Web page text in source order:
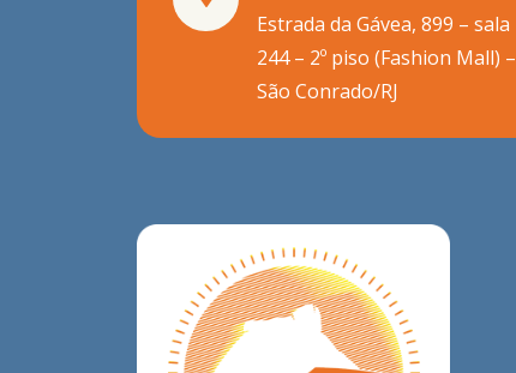
Estrada da Gávea, 899 – sala
244 – 2º piso (Fashion Mall) –
São Conrado/RJ